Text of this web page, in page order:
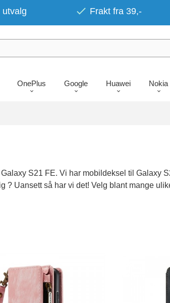
utvalg Frakt fra 39,-
OnePlus Google Huawei Nokia
S21 FE. Vi har mobildeksel til Galaxy
? Uansett så har vi det! Velg blant mange